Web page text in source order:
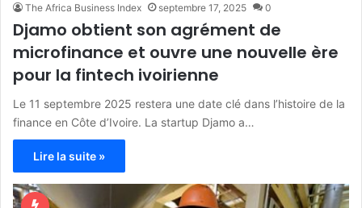
The Africa Business Index septembre 17, 2025 0
Djamo obtient son agrément de
microfinance et ouvre une nouvelle ère
pour la fintech ivoirienne
Le 11 septembre 2025 restera une date clé dans l’histoire de la
finance en Côte d’Ivoire. La startup Djamo a…
Lire la suite »